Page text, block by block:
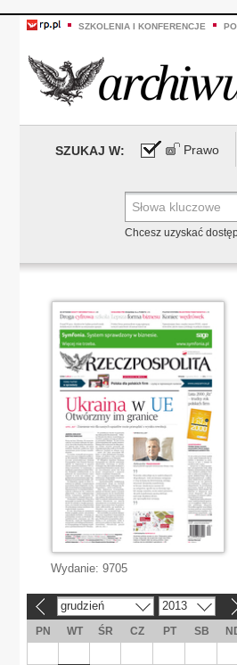
SZKOLENIA I KONFERENCJE
SZUKAJ W: Prawo
Chcesz uzyskać
Wydanie: 9705
grudzień 2013
PN WT ŚR CZ PT SB